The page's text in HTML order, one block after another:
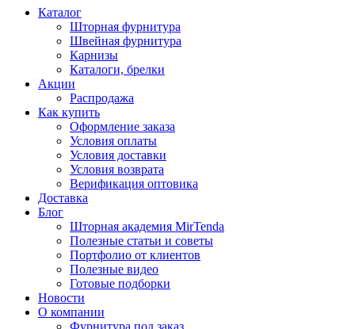
Каталог
Шторная фурнитура
Швейная фурнитура
Карнизы
Каталоги, брелки
Акции
Распродажа
Как купить
Оформление заказа
Условия оплаты
Условия доставки
Условия возврата
Верификация оптовика
Доставка
Блог
Шторная академия MirTenda
Полезные статьи и советы
Портфолио от клиентов
Полезные видео
Готовые подборки
Новости
О компании
Фурнитура под заказ